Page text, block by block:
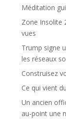
Méditation
Zone Insolite
vues
Trump signe
les réseaux
Construisez
Ce qui vient
Un ancien
au-point une